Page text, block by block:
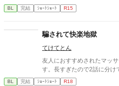
BL 完結 ｼｮｰﾄｼｮｰﾄ R15
騙されて快楽地獄
てけてとん
友人におすすめされたマッ
す。長すぎたので2話に分け
BL 完結 ｼｮｰﾄｼｮｰﾄ R18